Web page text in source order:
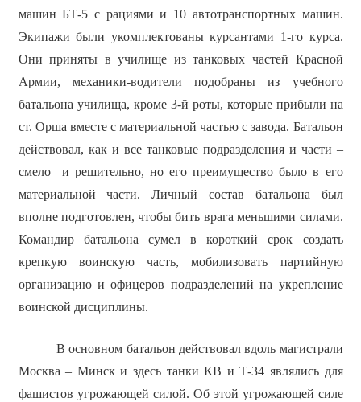
машин БТ-5 с рациями и 10 автотранспортных машин.
Экипажи были укомплектованы курсантами 1-го курса.
Они приняты в училище из танковых частей Красной
Армии, механики-водители подобраны из учебного
батальона училища, кроме 3-й роты, которые прибыли на
ст. Орша вместе с материальной частью с завода. Батальон
действовал, как и все танковые подразделения и части –
смело и решительно, но его преимущество было в его
материальной части. Личный состав батальона был
вполне подготовлен, чтобы бить врага меньшими силами.
Командир батальона сумел в короткий срок создать
крепкую воинскую часть, мобилизовать партийную
организацию и офицеров подразделений на укрепление
воинской дисциплины.
В основном батальон действовал вдоль магистрали
Москва – Минск и здесь танки КВ и Т-34 являлись для
фашистов угрожающей силой. Об этой угрожающей силе